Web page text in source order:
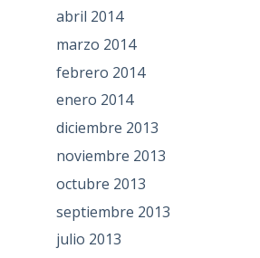
abril 2014
marzo 2014
febrero 2014
enero 2014
diciembre 2013
noviembre 2013
octubre 2013
septiembre 2013
julio 2013